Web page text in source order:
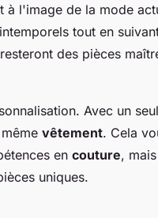
à l'image de la mode
tout en
des pièces
Avec un seul
vêtement. Cela
en couture,
uniques.